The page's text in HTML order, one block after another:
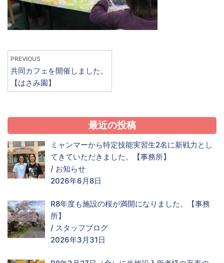
PREVIOUS
共同カフェを開催しました。
【はさみ園】
最近の投稿
ミャンマーから特定技能実習生2名に新戦力とし
てきていただきました。【事務所】
/ お知らせ
2026年6月8日
R8年度も施設の桜が満開になりました。【事務
所】
/ スタッフブログ
2026年3月31日